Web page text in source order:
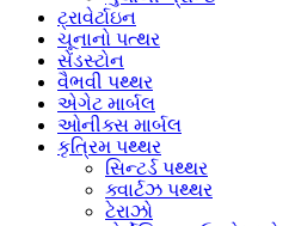
ટ્રાવેર્ટાઇન
ચૂનાનો પત્થર
સેંડસ્ટોન
વૈભવી પથ્થર
એગેટ માર્બલ
ઓનીક્સ માર્બલ
કૃત્રિમ પથ્થર
સિન્ટર્ડ પથ્થર
ક્વાર્ટઝ પથ્થર
ટેરાઝો